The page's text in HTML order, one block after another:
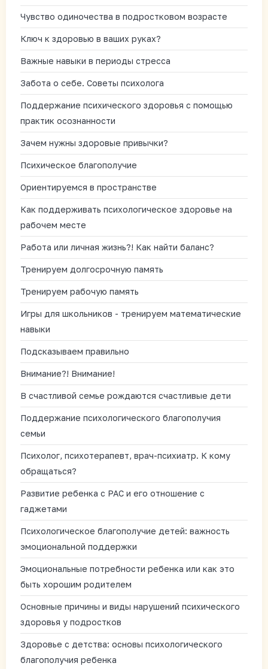
Чувство одиночества в подростковом возрасте
Ключ к здоровью в ваших руках?
Важные навыки в периоды стресса
Забота о себе. Советы психолога
Поддержание психического здоровья с помощью
практик осознанности
Зачем нужны здоровые привычки?
Психическое благополучие
Ориентируемся в пространстве
Как поддерживать психологическое здоровье на
рабочем месте
Работа или личная жизнь?! Как найти баланс?
Тренируем долгосрочную память
Тренируем рабочую память
Игры для школьников - тренируем математические
навыки
Подсказываем правильно
Внимание?! Внимание!
В счастливой семье рождаются счастливые дети
Поддержание психологического благополучия
семьи
Психолог, психотерапевт, врач-психиатр. К кому
обращаться?
Развитие ребенка с РАС и его отношение с
гаджетами
Психологическое благополучие детей: важность
эмоциональной поддержки
Эмоциональные потребности ребенка или как это
быть хорошим родителем
Основные причины и виды нарушений психического
здоровья у подростков
Здоровье с детства: основы психологического
благополучия ребенка